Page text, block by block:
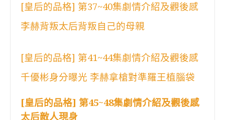
[皇后的品格] 第37~40集劇情介紹及觀後感
李赫背叛太后背叛自己的母親
[皇后的品格] 第41~44集劇情介紹及觀後感
千優彬身分曝光 李赫拿槍對準羅王植腦袋
[皇后的品格] 第45~48集劇情介紹及觀後感
太后敵人現身